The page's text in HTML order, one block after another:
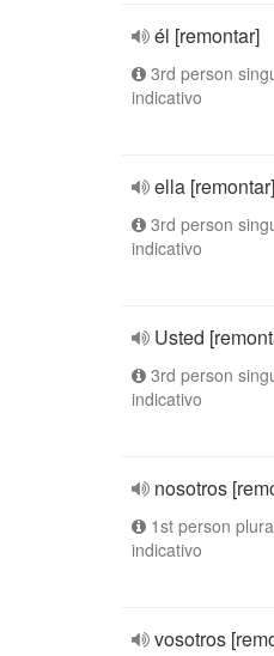
él [remontar]
3rd person
indicativo
ella [remontar]
3rd person
indicativo
Usted
3rd person
indicativo
nosotros
1st person
indicativo
vosotros